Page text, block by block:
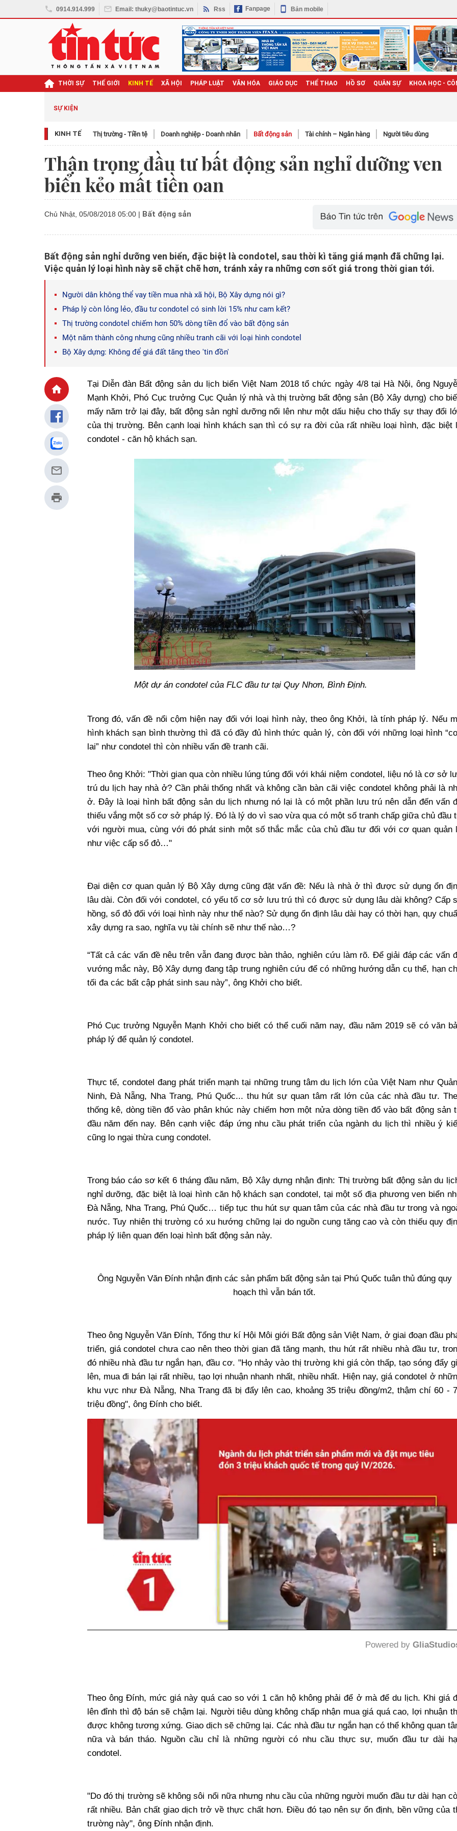
0914.914.999 Email: thuky@baotintuc.vn Rss Fanpage Bản mobile
THỜI SỰ THẾ GIỚI KINH TẾ XÃ HỘI PHÁP LUẬT VĂN HÓA GIÁO DỤC THỂ THAO HỒ SƠ QUÂN SỰ KHOA HỌC -
SỰ KIỆN
KINH TẾ Thị trường - Tiền tệ Doanh nghiệp - Doanh nhân Bất động sản Tài chính – Ngân hàng Người tiêu dùng
Thận trọng đầu tư bất động sản nghỉ dưỡng ven
biển kẻo mất tiền oan
Chủ Nhật, 05/08/2018 05:00 | Bất động sản
Bất động sản nghỉ dưỡng ven biển, đặc biệt là condotel, sau thời kì tăng giá mạnh đã chững lại.
Việc quản lý loại hình này sẽ chặt chẽ hơn, tránh xảy ra những cơn sốt giá trong thời gian tới.
Người dân không thể vay tiền mua nhà xã hội, Bộ Xây dựng nói gì?
Pháp lý còn lỏng lẻo, đầu tư condotel có sinh lời 15% như cam kết?
Thị trường condotel chiếm hơn 50% dòng tiền đổ vào bất động sản
Một năm thành công nhưng cũng nhiều tranh cãi với loại hình condotel
Bộ Xây dựng: Không để giá đất tăng theo 'tin đồn'
Tại Diễn đàn Bất động sản du lịch biển Việt Nam 2018 tổ chức ngày 4/8 tại Hà Nội, ông
Mạnh Khởi, Phó Cục trưởng Cục Quản lý nhà và thị trường bất động sản (Bộ Xây dựng) cho
mấy năm trở lại đây, bất động sản nghỉ dưỡng nổi lên như một dấu hiệu cho thấy sự thay đổi
của thị trường. Bên cạnh loại hình khách sạn thì có sự ra đời của rất nhiều loại hình, đặc biệt
condotel - căn hộ khách sạn.
Một dự án condotel của FLC đầu tư tại Quy Nhơn, Bình Định.
Trong đó, vấn đề nổi cộm hiện nay đối với loại hình này, theo ông Khởi, là tính pháp lý. Nếu
hình khách sạn bình thường thì đã có đầy đủ hình thức quản lý, còn đối với những loại hình
lai” như condotel thì còn nhiều vấn đề tranh cãi.
Theo ông Khởi: "Thời gian qua còn nhiều lúng túng đối với khái niệm condotel, liệu nó là cơ sở
trú du lịch hay nhà ở? Cần phải thống nhất và không cần bàn cãi việc condotel không phải là
ở. Đây là loại hình bất động sản du lịch nhưng nó lại là có một phần lưu trú nên dẫn đến vấn
thiếu vắng một số cơ sở pháp lý. Đó là lý do vì sao vừa qua có một số tranh chấp giữa chủ đầu
với người mua, cùng với đó phát sinh một số thắc mắc của chủ đầu tư đối với cơ quan quản
như việc cấp sổ đỏ…"
Đại diện cơ quan quản lý Bộ Xây dựng cũng đặt vấn đề: Nếu là nhà ở thì được sử dụng ổn
lâu dài. Còn đối với condotel, có yếu tố cơ sở lưu trú thì có được sử dụng lâu dài không? Cấp
hồng, sổ đỏ đối với loại hình này như thế nào? Sử dụng ổn định lâu dài hay có thời hạn, quy
xây dựng ra sao, nghĩa vụ tài chính sẽ như thế nào…?
“Tất cả các vấn đề nêu trên vẫn đang được bàn thảo, nghiên cứu làm rõ. Để giải đáp các vấn
vướng mắc này, Bộ Xây dựng đang tập trung nghiên cứu để có những hướng dẫn cụ thể, hạn
tối đa các bất cập phát sinh sau này”, ông Khởi cho biết.
Phó Cục trưởng Nguyễn Mạnh Khởi cho biết có thể cuối năm nay, đầu năm 2019 sẽ có văn
pháp lý để quản lý condotel.
Thực tế, condotel đang phát triển mạnh tại những trung tâm du lịch lớn của Việt Nam như
Ninh, Đà Nẵng, Nha Trang, Phú Quốc... thu hút sự quan tâm rất lớn của các nhà đầu tư.
thống kê, dòng tiền đổ vào phân khúc này chiếm hơn một nửa dòng tiền đổ vào bất động sản
đầu năm đến nay. Bên cạnh việc đáp ứng nhu cầu phát triển của ngành du lịch thì nhiều ý
cũng lo ngại thừa cung condotel.
Trong báo cáo sơ kết 6 tháng đầu năm, Bộ Xây dựng nhận định: Thị trường bất động sản du
nghỉ dưỡng, đặc biệt là loại hình căn hộ khách sạn condotel, tại một số địa phương ven biển
Đà Nẵng, Nha Trang, Phú Quốc… tiếp tục thu hút sự quan tâm của các nhà đầu tư trong và
nước. Tuy nhiên thị trường có xu hướng chững lại do nguồn cung tăng cao và còn thiếu quy
pháp lý liên quan đến loại hình bất động sản này.
Ông Nguyễn Văn Đính nhận định các sản phẩm bất động sản tại Phú Quốc tuân thủ đúng quy
hoạch thì vẫn bán tốt.
Theo ông Nguyễn Văn Đính, Tổng thư kí Hội Môi giới Bất động sản Việt Nam, ở giai đoạn đầu
triển, giá condotel chưa cao nên theo thời gian đã tăng mạnh, thu hút rất nhiều nhà đầu tư,
đó nhiều nhà đầu tư ngắn hạn, đầu cơ. "Họ nhảy vào thị trường khi giá còn thấp, tạo sóng đẩy
lên, mua đi bán lại rất nhiều, tạo lợi nhuận nhanh nhất, nhiều nhất. Hiện nay, giá condotel ở
khu vực như Đà Nẵng, Nha Trang đã bị đẩy lên cao, khoảng 35 triệu đồng/m2, thậm chí 60 -
triệu đồng", ông Đính cho biết.
Powered by
Theo ông Đính, mức giá này quá cao so với 1 căn hộ không phải để ở mà để du lịch. Khi giá
lên đỉnh thì độ bán sẽ chậm lại. Người tiêu dùng không chấp nhận mua giá quá cao, lợi nhuận
được không tương xứng. Giao dịch sẽ chững lại. Các nhà đầu tư ngắn hạn có thể không quan
nữa và bán tháo. Nguồn cầu chỉ là những người có nhu cầu thực sự, muốn đầu tư dài
condotel.
"Do đó thị trường sẽ không sôi nổi nữa nhưng nhu cầu của những người muốn đầu tư dài hạn
rất nhiều. Bản chất giao dịch trở về thực chất hơn. Điều đó tạo nên sự ổn định, bền vững của
trường này", ông Đính nhận định.